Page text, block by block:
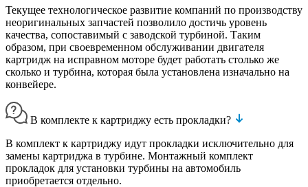
Текущее технологическое развитие компаний по производству
неоригинальных запчастей позволило достичь уровень
качества, сопоставимый с заводской турбиной. Таким
образом, при своевременном обслуживании двигателя
картридж на исправном моторе будет работать столько же
сколько и турбина, которая была установлена изначально на
конвейере.
В комплекте к картриджу есть прокладки?
В комплект к картриджу идут прокладки исключительно для
замены картриджа в турбине. Монтажный комплект
прокладок для установки турбины на автомобиль
приобретается отдельно.